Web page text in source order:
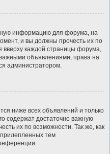
информацию для форума, на
и вы должны прочесть их по
каждой страницы форума,
объявлениями, права на
администратором.
ниже всех объявлений и только
содержат достаточно важную
их по возможности. Так же, как
тем